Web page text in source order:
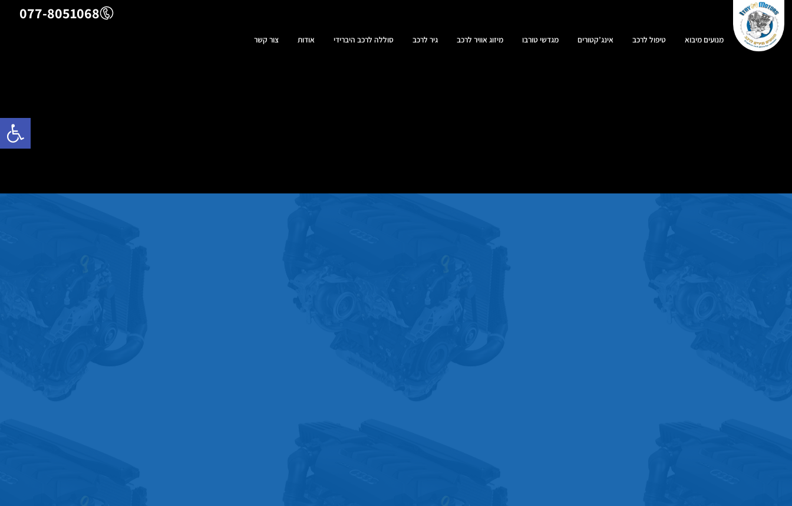
077-8051068
מנועים מיבוא טיפול לרכב אינג’קטורים מגדשי טורבו מיזוג אוויר לרכב גיר לרכב סוללה לרכב היברידי אודות צור קשר